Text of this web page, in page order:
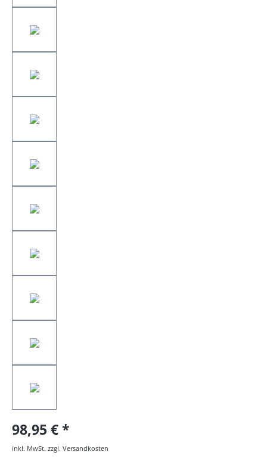
98,95 €
inkl. MwSt. zzgl. Versandkosten